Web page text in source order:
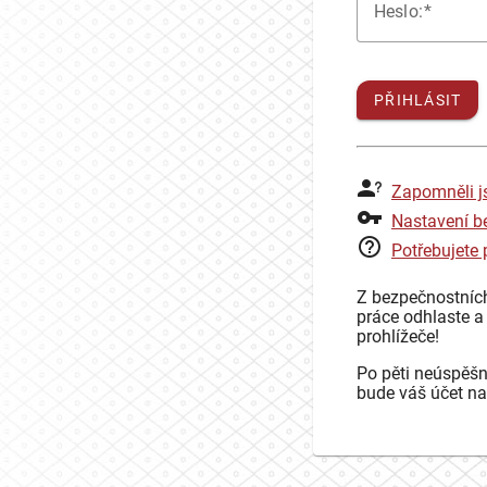
Heslo:
PŘIHLÁSIT
Zapomněli
Nastavení
Potřebujete
Z
práce odhlaste
prohlížeče!
Po pěti
bude váš účet